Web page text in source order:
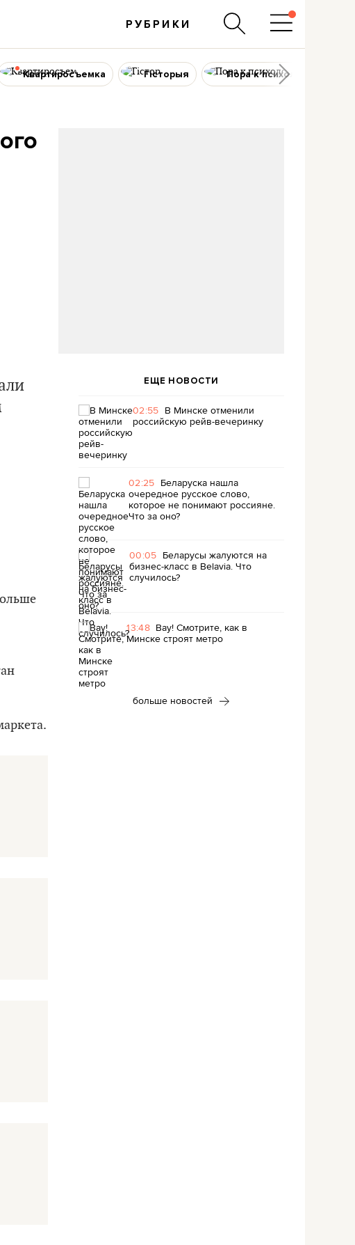
РУБРИКИ
Квартиросъемка Гісторыя Пора к психологу
ЕЩЕ НОВОСТИ
02:55 В Минске отменили
российскую рейв-вечеринку
02:25 Беларуска нашла
очередное русское слово,
которое не понимают россияне.
Что за оно?
00:05 Беларусы жалуются на
бизнес-класс в Belavia. Что
случилось?
13:48 Вау! Смотрите, как в
Минске строят метро
больше новостей